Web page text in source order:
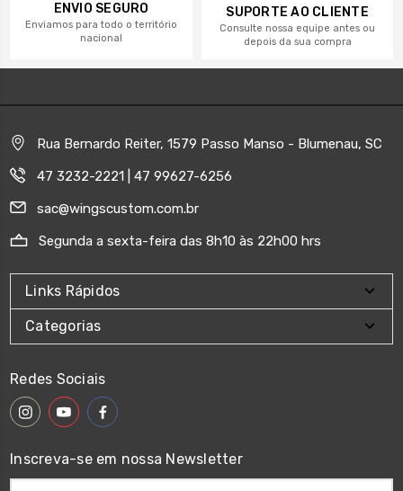
ENVIO SEGURO
Enviamos para todo o território
nacional
SUPORTE AO CLIENTE
Consulte nossa equipe antes ou
depois da sua compra
Rua Bernardo Reiter, 1579 Passo Manso - Blumenau, SC
47 3232-2221 | 47 99627-6256
sac@wingscustom.com.br
Segunda a sexta-feira das 8h10 às 22h00 hrs
Links Rápidos
Categorias
Redes Sociais
Inscreva-se em nossa Newsletter